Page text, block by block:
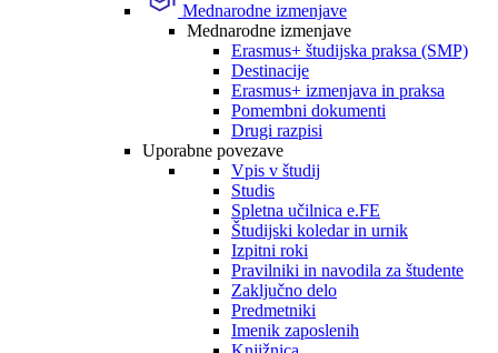
Mednarodne izmenjave
Mednarodne izmenjave
Erasmus+ študijska praksa (SMP)
Destinacije
Erasmus+ izmenjava in praksa
Pomembni dokumenti
Drugi razpisi
Uporabne povezave
Vpis v študij
Studis
Spletna učilnica e.FE
Študijski koledar in urnik
Izpitni roki
Pravilniki in navodila za študente
Zaključno delo
Predmetniki
Imenik zaposlenih